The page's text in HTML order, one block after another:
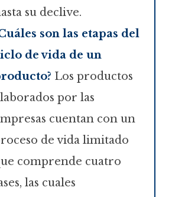
su declive.
son las etapas del
de vida de un
Los productos
por las
cuentan con un
de vida limitado
comprende cuatro
las cuales